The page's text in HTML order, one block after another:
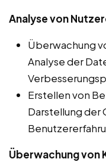
Analyse von
Überwachung
Analyse der
Erstellen von
Darstellung der
Überwachung von